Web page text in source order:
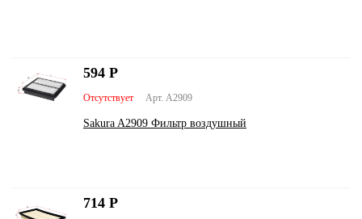
Арт. A2909
Отсутствует
Sakura A2909 Фильтр воздушный
594 Р
714 Р